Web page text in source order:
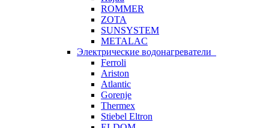
ROMMER
ZOTA
SUNSYSTEM
METALAC
Электрические водонагреватели
Ferroli
Ariston
Atlantic
Gorenje
Thermex
Stiebel Eltron